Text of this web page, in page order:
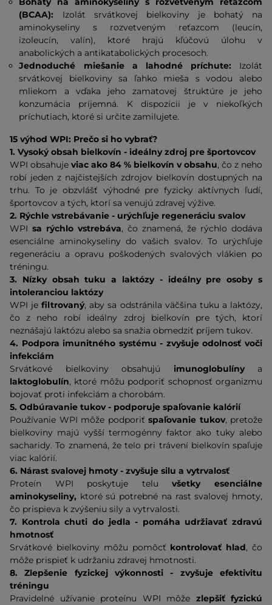
(BCAA): Izolát srvátkovej bielkoviny je bohatý na
aminokyseliny s rozvetveným reťazcom (leucín,
izoleucín, valín), ktoré hrajú kľúčovú úlohu v
anabolických a antikatabolických procesoch.
Jednoduché miešanie a lahodné príchute: Izolát
srvátkovej bielkoviny sa ľahko mieša s vodou alebo
mliekom a vďaka jeho zamatovej štruktúre je jeho
konzumácia príjemná. K dispozícii je v niekoľkých
príchutiach, ktoré si určite zamilujete.
15 výhod WPI: Prečo si ho vybrať?
1. Vysoký obsah bielkovín - ideálny zdroj pre športovcov
WPI obsahuje viac ako 84 % bielkovín v obsahu, čo z neho
robí jeden z najčistejších zdrojov bielkovín dostupných na
trhu. To je obzvlášť výhodné pre fyzicky aktívnych ľudí,
športovcov a tých, ktorí sa venujú zdravej výžive.
2. Rýchle vstrebávanie - urýchľuje regeneráciu svalov
WPI sa rýchlo vstrebáva, čo znamená, že rýchlo dodáva
esenciálne aminokyseliny do vašich svalov. To urýchľuje
regeneráciu a opravu poškodených svalových vlákien po
tréningu.
3. Nízky obsah tuku a laktózy - ideálny pre osoby s
intoleranciou laktózy
WPI jefiltrovaný, aby sa odstránila väčšina tuku a laktózy,
čo z neho robí ideálny zdroj bielkovín pre tých, ktorí
neznášajú laktózu alebo sa snažia obmedziť príjem tukov.
4. Podpora imunitného systému - zvyšuje odolnosť voči
infekciám
Srvátkové bielkoviny obsahujú imunoglobulíny a
laktoglobulín, ktoré môžu podporiť schopnosť organizmu
bojovať proti infekciám a chorobám.
5. Odbúravanie tukov - podporuje spaľovanie kalórií
Používanie WPI môže podporiť spaľovanie tukov, pretože
bielkoviny majú vyšší termogénny faktor ako tuky alebo
sacharidy. To znamená, že telo pri trávení bielkovín spaľuje
viac kalórií.
6. Nárast svalovej hmoty - zvyšuje silu a vytrvalosť
Proteín WPI poskytuje teluvšetky esenciálne
aminokyseliny, ktoré sú potrebné na rast svalovej hmoty,
čo prispieva k zvýšeniu sily a vytrvalosti.
7. Kontrola chuti do jedla - pomáha udržiavať zdravú
hmotnosť
Srvátkové bielkoviny môžu pomôcť kontrolovať hlad, čo
môže prispieť k udržaniu zdravej hmotnosti.
8. Zlepšenie fyzickej výkonnosti - zvyšuje efektivitu
tréningu
Pravidelné užívanie proteínu WPI môže zlepšiť fyzickú